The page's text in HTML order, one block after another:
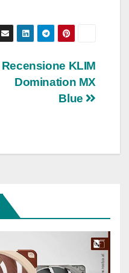
Recensione KLIM
Domination MX
Blue